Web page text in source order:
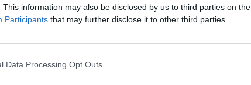
This information may also be disclosed by us to third parties on the
Participants that may further disclose it to other third parties.
Data Processing Opt Outs